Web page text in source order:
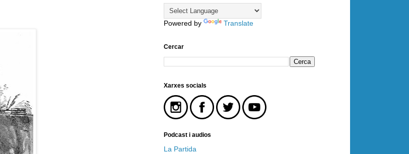
Powered by Translate
Cercar
Xarxes socials
Podcast i audios
La Partida